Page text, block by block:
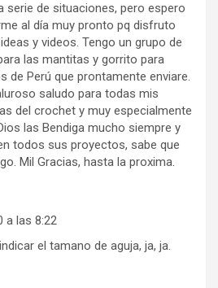
serie de situaciones, pero espero
al día muy pronto pq disfruto
y videos. Tengo un grupo de
las mantitas y gorrito para
de Perú que prontamente enviare.
saludo para todas mis
del crochet y muy especialmente
las Bendiga mucho siempre y
todos sus proyectos, sabe que
Mil Gracias, hasta la proxima.
a las 8:22
el tamano de aguja, ja, ja.